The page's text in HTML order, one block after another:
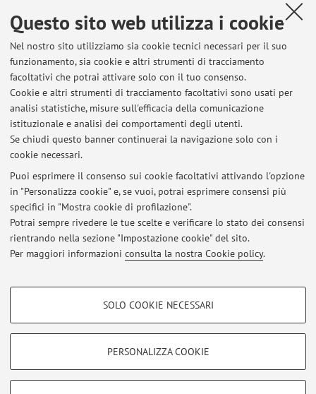
Questo sito web utilizza i cookie
Nel nostro sito utilizziamo sia cookie tecnici necessari per il suo
funzionamento, sia cookie e altri strumenti di tracciamento
facoltativi che potrai attivare solo con il tuo consenso.
Cookie e altri strumenti di tracciamento facoltativi sono usati per
analisi statistiche, misure sull'efficacia della comunicazione
istituzionale e analisi dei comportamenti degli utenti.
Se chiudi questo banner continuerai la navigazione solo con i
cookie necessari.
Puoi esprimere il consenso sui cookie facoltativi attivando l'opzione
in "Personalizza cookie" e, se vuoi, potrai esprimere consensi più
specifici in "Mostra cookie di profilazione".
Potrai sempre rivedere le tue scelte e verificare lo stato dei consensi
rientrando nella sezione "Impostazione cookie" del sito.
Per maggiori informazioni consulta la nostra Cookie policy.
COOKIE DI PROFILAZIONE - FACOLTATIVI
SOLO COOKIE NECESSARI
PERSONALIZZA COOKIE
Dipartimento di Scienze e Tecnologie Agro-Alimentari
Viale Fanin 50, Bologna -Vai alla mappa
Risorse in rete
ORCID
Ultimi avvisi
Al momento non sono presenti avvisi.
Area riservata
Accedi tramiteloginper gestire tutti i contenuti del sito.